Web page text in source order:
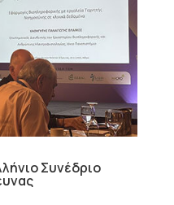
Συνέδριο